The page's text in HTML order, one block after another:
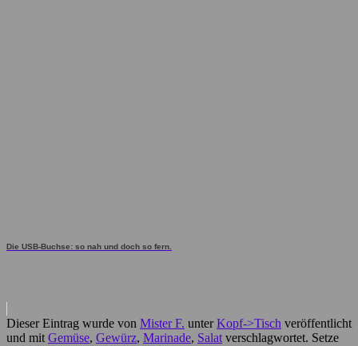
Die USB-Buchse: so nah und doch so fern.
Dieser Eintrag wurde von Mister F. unterKopf->Tisch veröffentlicht
und mit Gemüse, Gewürz, Marinade, Salat verschlagwortet. Setze